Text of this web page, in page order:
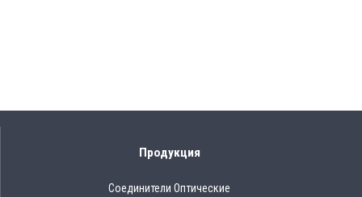
Продукция
Соединители Оптические